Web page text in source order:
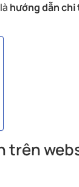
hướng dẫn
trên